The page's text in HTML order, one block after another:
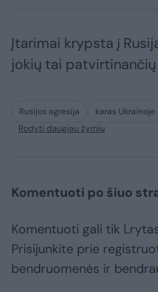
Įtarimai krypsta į
jokių tai
Rusijos agresija karas Ukrainoje
Rodyti daugiau žymių
Komentuoti po šiuo
Komentuoti gali tik
Prisijunkite prie
bendruomenės ir